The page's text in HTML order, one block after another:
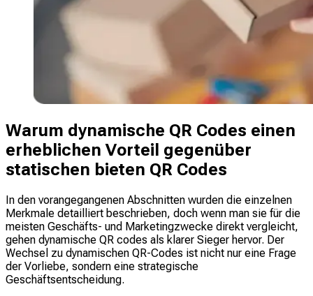
Warum dynamische QR Codes einen
erheblichen Vorteil gegenüber
statischen bieten QR Codes
In den vorangegangenen Abschnitten wurden die einzelnen
Merkmale detailliert beschrieben, doch wenn man sie für die
meisten Geschäfts- und Marketingzwecke direkt vergleicht,
gehen dynamische QR codes als klarer Sieger hervor. Der
Wechsel zu dynamischen QR-Codes ist nicht nur eine Frage
der Vorliebe, sondern eine strategische
Geschäftsentscheidung.